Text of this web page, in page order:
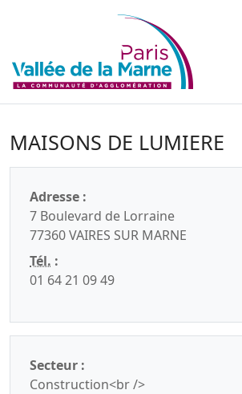
MAISONS DE LUMIERE
Adresse :
7 Boulevard de Lorraine
77360 VAIRES SUR MARNE
Tél. :
01 64 21 09 49
Secteur :
Construction<br />